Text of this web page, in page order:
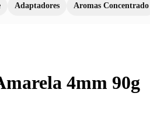
Adaptadores Aromas Concentrado
4mm 90g